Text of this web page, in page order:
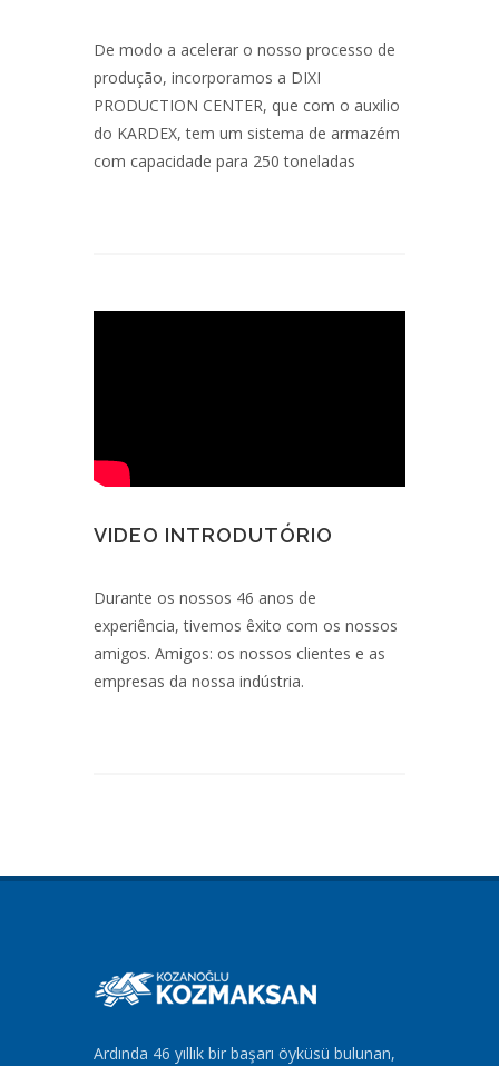
De modo a acelerar o nosso processo de
produção, incorporamos a DIXI
PRODUCTION CENTER, que com o auxilio
do KARDEX, tem um sistema de armazém
com capacidade para 250 toneladas
VIDEO INTRODUTÓRIO
Durante os nossos 46 anos de
experiência, tivemos êxito com os nossos
amigos. Amigos: os nossos clientes e as
empresas da nossa indústria.
Ardında 46 yıllık bir başarı öyküsü bulunan,